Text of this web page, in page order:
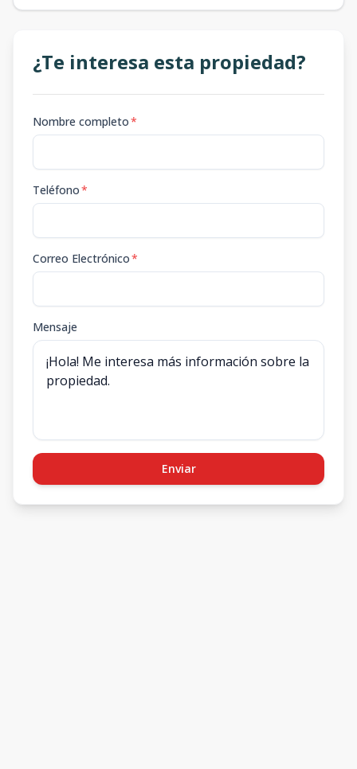
¿Te interesa esta propiedad?
Nombre completo*
Teléfono*
Correo Electrónico*
Mensaje
Enviar